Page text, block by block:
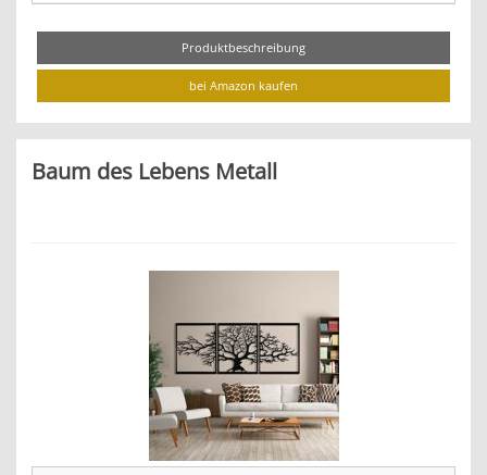
Produktbeschreibung
bei Amazon kaufen
Baum des Lebens Metall